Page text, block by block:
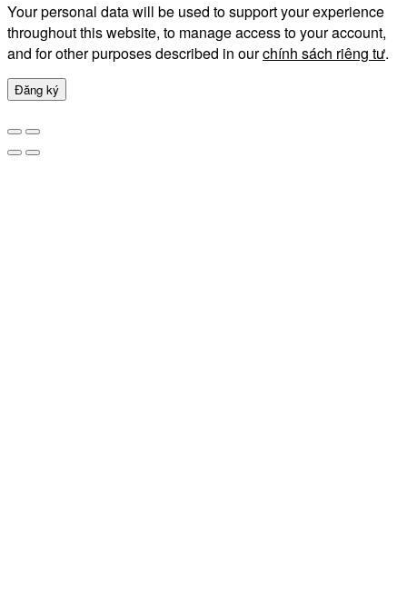
Your personal data will be used to support your experience
throughout this website, to manage access to your account,
and for other purposes described in ourchính sách riêng tư.
Đăng ký